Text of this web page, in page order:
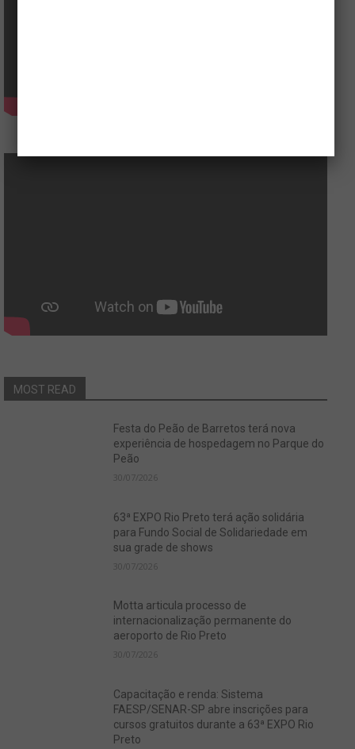
MOST READ
Festa do Peão de Barretos terá nova
experiência de hospedagem no Parque do
Peão
30/07/2026
63ª EXPO Rio Preto terá ação solidária
para Fundo Social de Solidariedade em
sua grade de shows
30/07/2026
Motta articula processo de
internacionalização permanente do
aeroporto de Rio Preto
30/07/2026
Capacitação e renda: Sistema
FAESP/SENAR-SP abre inscrições para
cursos gratuitos durante a 63ª EXPO Rio
Preto